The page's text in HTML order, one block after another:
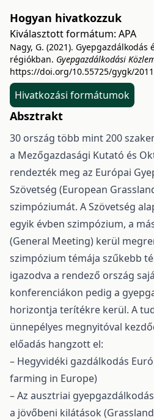
Hogyan hivatkozzuk
Kiválasztott formátum: APA
Nagy, G. (2021).
régiókban. Gyepgazdálkodási
https://doi.org/10.55725/gygk/
Hivatkozási formátumok
Absztrakt
30 ország több mint 200
a Mezőgazdasági Kutató és
rendezték meg az Európai
Szövetség (European
szimpóziumát. A Szövetség
egyik évben szimpózium, a
(General Meeting) kerül
szimpózium témája szűkebb
igazodva a rendező ország
konferenciákon pedig a
horizontja terítékre kerül. A
ünnepélyes megnyitóval
előadás hangzott el:
– Hegyvidéki gazdálkodás
farming in Europe)
– Az ausztriai
a jövőbeni kilátások